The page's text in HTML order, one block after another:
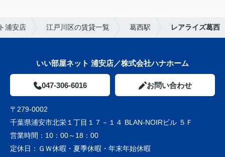
浦安店 江戸川区の賃貸一覧 葛西駅 レアライズ葛西
いい部屋ネット 浦安店／株式会社ハナホーム
047-306-6016 お問い合わせ
〒279-0002
千葉県浦安市北栄１丁目１７－１４ BLAN-NOIRビル ５Ｆ
営業時間： 10：00～18：00
定休日： ＧＷ休暇・夏季休暇・年末年始休暇